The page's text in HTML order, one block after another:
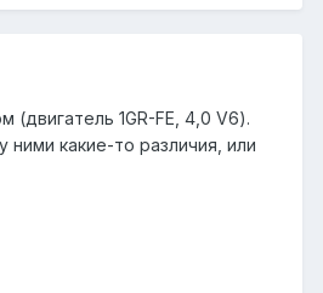
(двигатель 1GR-FE, 4,0 V6).
какие-то различия, или